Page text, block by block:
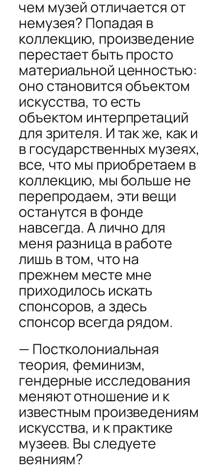
чем музей отличается от
немузея? Попадая в
коллекцию, произведение
перестает быть просто
материальной ценностью:
оно становится объектом
искусства, то есть
объектом интерпретаций
для зрителя. И так же, как и
в государственных музеях,
все, что мы приобретаем в
коллекцию, мы больше не
перепродаем, эти вещи
останутся в фонде
навсегда. А лично для
меня разница в работе
лишь в том, что на
прежнем месте мне
приходилось искать
спонсоров, а здесь
спонсор всегда рядом.
— Постколониальная
теория, феминизм,
гендерные исследования
меняют отношение и к
известным произведениям
искусства, и к практике
музеев. Вы следуете
веяниям?